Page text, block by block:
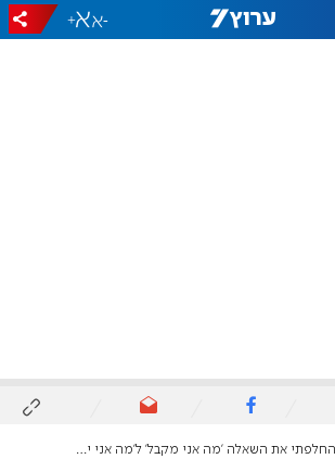
-
+
את השאלה 'מה אני מקבל' ל'מה אני יכול לתת'